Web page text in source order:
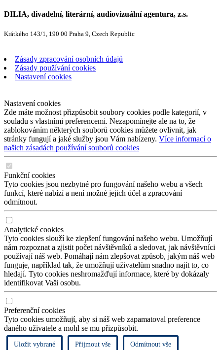
DILIA, divadelní, literární, audiovizuální agentura, z.s.
Krátkého 143/1, 190 00 Praha 9, Czech Republic
Zásady zpracování osobních údajů
Zásady používání cookies
Nastavení cookies
Nastavení cookies
Zde máte možnost přizpůsobit soubory cookies podle kategorií, v
souladu s vlastními preferencemi. Nezapomínejte ale na to, že
zablokováním některých souborů cookies můžete ovlivnit, jak
stránky fungují a jaké služby jsou Vám nabízeny. Více informací o
našich zásadách používání souborů cookies
Funkční cookies
Tyto cookies jsou nezbytné pro fungování našeho webu a všech
funkcí, které nabízí a není možné jejich účel a zpracování
odmítnout.
Analytické cookies
Tyto cookies slouží ke zlepšení fungování našeho webu. Umožňují
nám rozpoznat a zjistit počet návštěvníků a sledovat, jak návštěvníci
používají náš web. Pomáhají nám zlepšovat způsob, jakým náš web
funguje, například tak, že umožňují uživatelům snadno najít to, co
hledají. Tyto cookies neshromažďují informace, které by dokázaly
identifikovat Vaši osobu.
Preferenční cookies
Tyto cookies umožňují, aby si náš web zapamatoval preference
daného uživatele a mohl se mu přizpůsobit.
Uložit vybrané Přijmout vše Odmítnout vše